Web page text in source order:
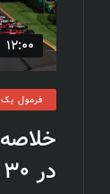
12:00
فرمول یک
در 30 دقیقه